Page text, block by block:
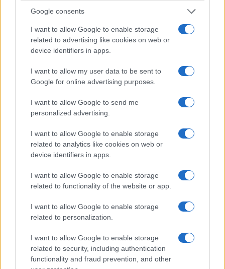
Google consents
I want to allow Google to enable storage
related to advertising like cookies on web or
device identifiers in apps.
I want to allow my user data to be sent to
Google for online advertising purposes.
I want to allow Google to send me
personalized advertising.
I want to allow Google to enable storage
related to analytics like cookies on web or
device identifiers in apps.
I want to allow Google to enable storage
related to functionality of the website or app.
I want to allow Google to enable storage
related to personalization.
I want to allow Google to enable storage
related to security, including authentication
functionality and fraud prevention, and other
20/06/2026 - 5:44μμ
λαγοκέφαλο: Οδηγός επιβίωσης για τοξικότητα
16/06/2026 - 12:15μμ